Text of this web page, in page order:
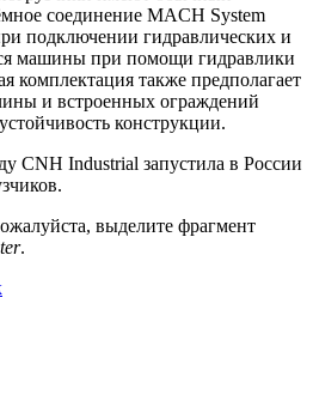
соединение MACH System
подключении гидравлических и
машины при помощи гидравлики
комплектация также предполагает
и встроенных ограждений
конструкции.
СNH Industrial запустила в России
выделите фрагмент
.